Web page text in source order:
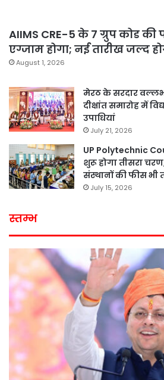
AIIMS CRE-5 के 7 ग्रुप कोड की
एग्जाम होगा; नई तारीख जल्द
August 1, 2026
मेरठ के सरदार
दीक्षांत समारोह में
उपाधियां
July 21, 2026
UP Polytechnic
शुरू होगा तीसरा
संस्थानों की फीस भी
July 15, 2026
स्तम्भ